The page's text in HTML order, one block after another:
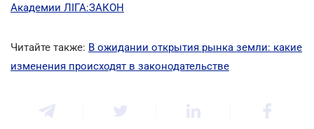
Академии ЛІГА:ЗАКОН
Читайте также: В ожидании открытия рынка земли: какие
изменения происходят в законодательстве